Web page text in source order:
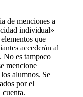
de menciones a
individual»
que
accederán al
No es tampoco
mencione
alumnos. Se
por el
cuenta.